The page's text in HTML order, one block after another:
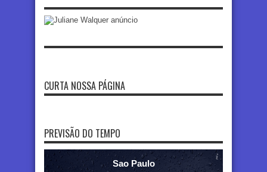
CURTA NOSSA PÁGINA
PREVISÃO DO TEMPO
Sao Paulo